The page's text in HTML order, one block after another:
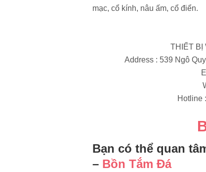
mạc, cổ kính, nâu ấm, cổ điển.
THIẾT BỊ
Address : 539 Ngô
Hotline
Bạn có thể quan
– Bồn Tắm Đá